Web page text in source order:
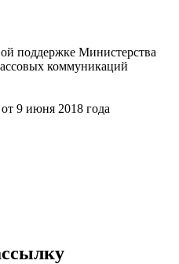
поддержке Министерства
коммуникаций
9 июня 2018 года